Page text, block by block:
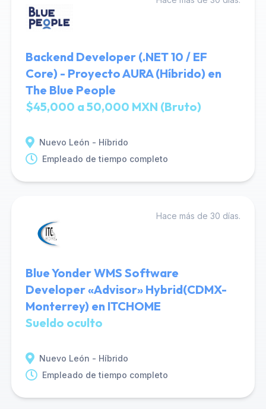
Backend Developer (.NET 10 / EF
Core) - Proyecto AURA (Híbrido) en
The Blue People
$45,000 a 50,000 MXN (Bruto)
Nuevo León - Híbrido
Empleado de tiempo completo
Hace más de 30 días.
Blue Yonder WMS Software
Developer «Advisor» Hybrid(CDMX-
Monterrey) en ITCHOME
Sueldo oculto
Nuevo León - Híbrido
Empleado de tiempo completo